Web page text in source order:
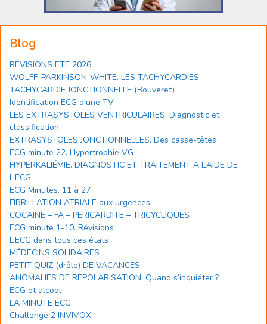
Blog
REVISIONS ETE 2026
WOLFF-PARKINSON-WHITE. LES TACHYCARDIES
TACHYCARDIE JONCTIONNELLE (Bouveret)
Identification ECG d’une TV
LES EXTRASYSTOLES VENTRICULAIRES. Diagnostic et
classification.
EXTRASYSTOLES JONCTIONNELLES. Des casse-têtes
ECG minute 22. Hypertrophie VG
HYPERKALIÉMIE. DIAGNOSTIC ET TRAITEMENT A L’AIDE DE
L’ECG
ECG Minutes. 11 à 27
FIBRILLATION ATRIALE aux urgences
COCAINE – FA – PERICARDITE – TRICYCLIQUES
ECG minute 1-10. Révisions
L’ECG dans tous ces états
MÉDECINS SOLIDAIRES
PETIT QUIZ (drôle) DE VACANCES
ANOMALIES DE REPOLARISATION. Quand s’inquiéter ?
ECG et alcool
LA MINUTE ECG
Challenge 2 INVIVOX